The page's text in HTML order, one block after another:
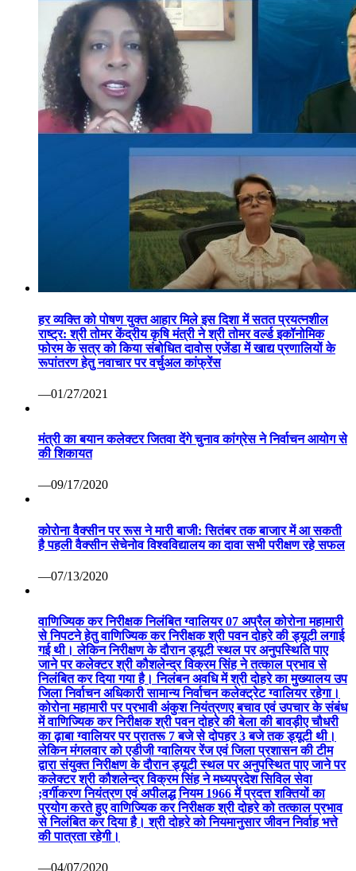
हर व्यक्ति को पोषण युक्त आहार मिले इस दिशा में सतत प्रयत्नशील
राष्ट्र: श्री तोमर केंद्रीय कृषि मंत्री ने श्री तोमर वर्ल्ड इकॉनोमिक
फोरम के सत्र को किया संबोधित दावोस एजेंडा में खाद्य प्रणालियों के
रूपांतरण हेतु नवाचार पर वर्चुअल कांफ्रेंस
—01/27/2021
मंत्री का बयान कलेक्टर जितवा देंगे चुनाव कांग्रेस ने निर्वाचन आयोग से
की शिकायत
—09/17/2020
कोरोना वैक्सीन पर रूस ने मारी बाजी: सितंबर तक बाजार में आ सकती
है पहली वैक्सीन सेचेनोव विश्वविद्यालय का दावा सभी परीक्षण रहे सफल
—07/13/2020
वाणिज्यिक कर निरीक्षक निलंबित ग्वालियर 07 अप्रैल कोरोना महामारी
से निपटने हेतु वाणिज्यिक कर निरीक्षक श्री पवन दोहरे की ड्यूटी लगाई
गई थी। लेकिन निरीक्षण के दौरान ड्यूटी स्थल पर अनुपस्थिति पाए
जाने पर कलेक्टर श्री कौशलेन्द्र विक्रम सिंह ने तत्काल प्रभाव से
निलंबित कर दिया गया है। निलंबन अवधि में श्री दोहरे का मुख्यालय उप
जिला निर्वाचन अधिकारी सामान्य निर्वाचन कलेक्ट्रेट ग्वालियर रहेगा।
कोरोना महामारी पर प्रभावी अंकुश नियंत्रणए बचाव एवं उपचार के संबंध
में वाणिज्यिक कर निरीक्षक श्री पवन दोहरे की बेला की बावड़ीए चौधरी
का ढ़ाबा ग्वालियर पर प्रातरू 7 बजे से दोपहर 3 बजे तक ड्यूटी थी।
लेकिन मंगलवार को एडीजी ग्वालियर रेंज एवं जिला प्रशासन की टीम
द्वारा संयुक्त निरीक्षण के दौरान ड्यूटी स्थल पर अनुपस्थित पाए जाने पर
कलेक्टर श्री कौशलेन्द्र विक्रम सिंह ने मध्यप्रदेश सिविल सेवा
;वर्गीकरण नियंत्रण एवं अपीलद्ध नियम 1966 में प्रदत्त शक्तियों का
प्रयोग करते हुए वाणिज्यिक कर निरीक्षक श्री दोहरे को तत्काल प्रभाव
से निलंबित कर दिया है। श्री दोहरे को नियमानुसार जीवन निर्वाह भत्ते
की पात्रता रहेगी।
—04/07/2020